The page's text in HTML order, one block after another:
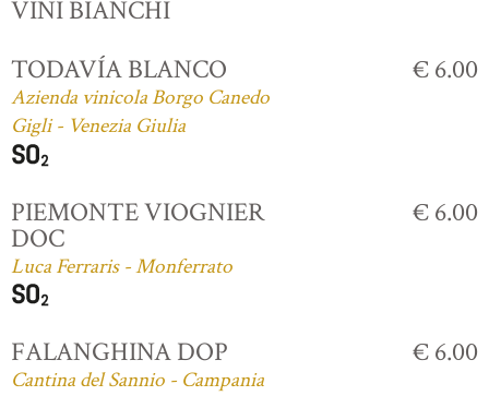
VINI BIANCHI
TODAVÍA BLANCO
Azienda vinicola Borgo Canedo
Gigli - Venezia Giulia
€ 6.00
PIEMONTE VIOGNIER
DOC
Luca Ferraris - Monferrato
€ 6.00
FALANGHINA DOP
Cantina del Sannio - Campania
€ 6.00